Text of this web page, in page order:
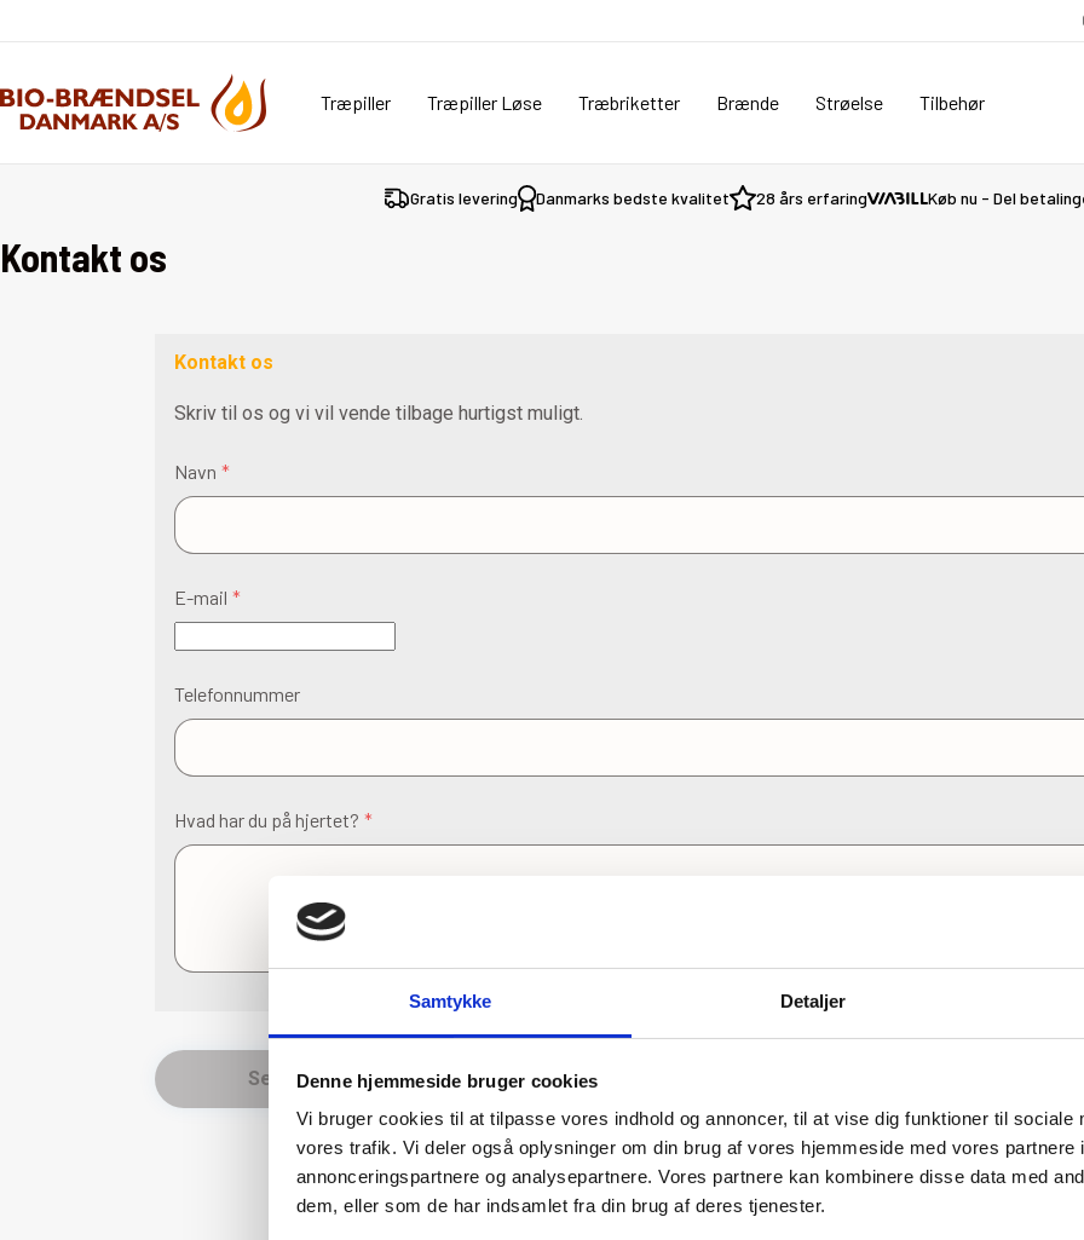
Samtykke Detaljer
Denne hjemmeside bruger cookies
Vi bruger cookies til at tilpasse vores indhold og annoncer, til at vise dig funktioner til sociale
vores trafik. Vi deler også oplysninger om din brug af vores hjemmeside med vores partnere
annonceringspartnere og analysepartnere. Vores partnere kan kombinere disse data med
dem, eller som de har indsamlet fra din brug af deres tjenester.
Træpiller Træpiller Løse Træbriketter Brænde Strøelse Tilbehør
Gratis levering Danmarks bedste kvalitet 28 års erfaring Køb nu - Del
Kontakt os
Kontakt os
Skriv til os og vi vil vende tilbage hurtigst muligt.
Navn
E-mail
Telefonnummer
Hvad har du på hjertet?
Send